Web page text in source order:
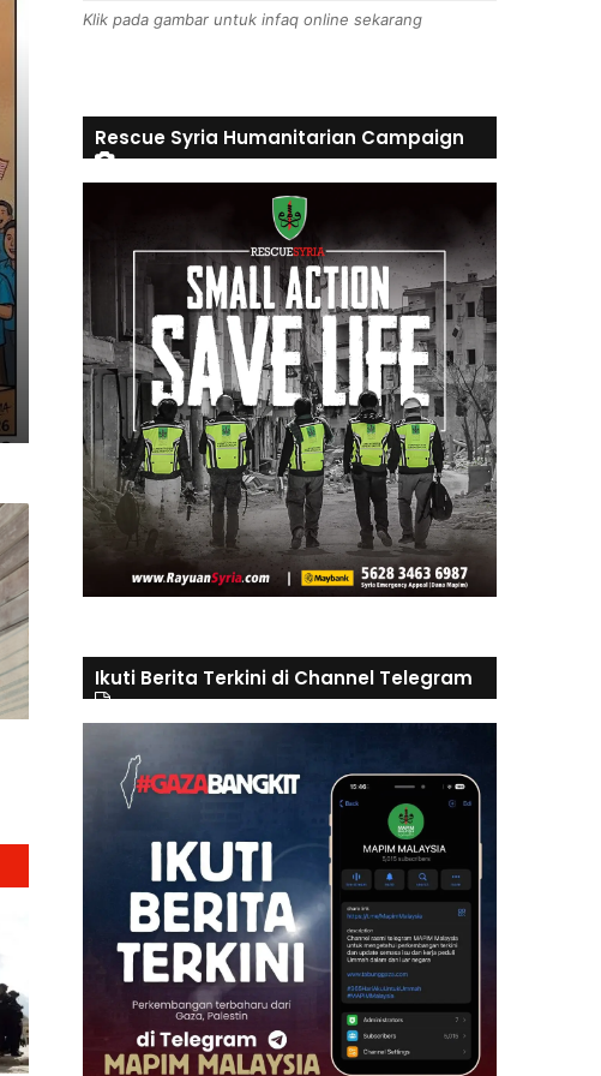
Klik pada gambar untuk infaq online sekarang
Rescue Syria Humanitarian Campaign
Ikuti Berita Terkini di Channel Telegram